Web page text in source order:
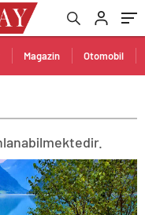
Magazin Otomobil